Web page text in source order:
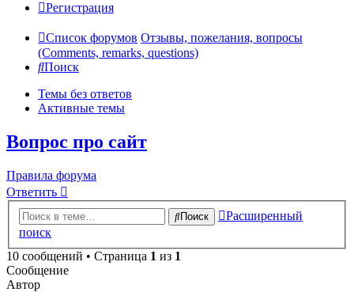
Регистрация
Список форумов Отзывы, пожелания, вопросы
(Comments, remarks, questions)
Поиск
Темы без ответов
Активные темы
Вопрос про сайт
Правила форума
Ответить
Поиск
Расширенный
поиск
10 сообщений • Страница 1 из 1
Сообщение
Автор